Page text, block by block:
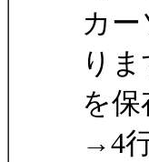
カ
り
を
→4